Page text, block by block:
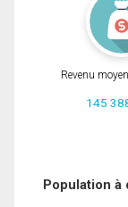
Revenu
145
Population à